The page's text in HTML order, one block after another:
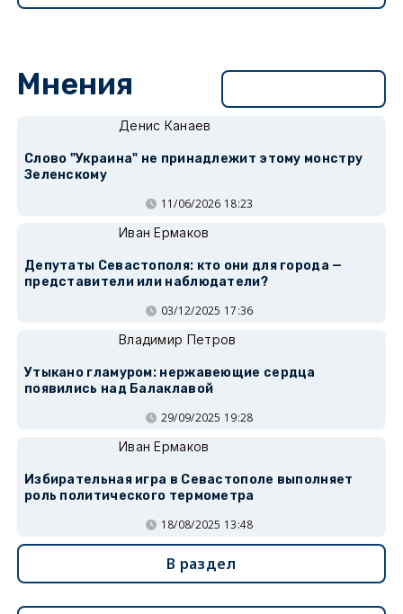
Мнения
Денис Канаев
Слово "Украина" не принадлежит этому монстру
Зеленскому
11/06/2026 18:23
Иван Ермаков
Депутаты Севастополя: кто они для города —
представители или наблюдатели?
03/12/2025 17:36
Владимир Петров
Утыкано гламуром: нержавеющие сердца
появились над Балаклавой
29/09/2025 19:28
Иван Ермаков
Избирательная игра в Севастополе выполняет
роль политического термометра
18/08/2025 13:48
В раздел